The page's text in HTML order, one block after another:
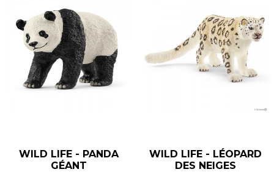
WILD LIFE - PANDA
GÉANT
WILD LIFE - LÉOPARD
DES NEIGES